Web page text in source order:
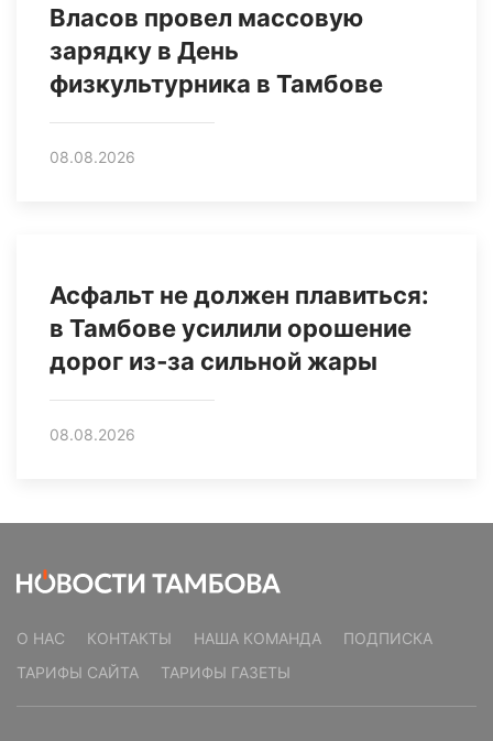
Власов провел массовую
зарядку в День
физкультурника в Тамбове
08.08.2026
Асфальт не должен плавиться:
в Тамбове усилили орошение
дорог из‑за сильной жары
08.08.2026
О НАС КОНТАКТЫ НАША КОМАНДА
ПОДПИСКА
ТАРИФЫ САЙТА
ТАРИФЫ ГАЗЕТЫ